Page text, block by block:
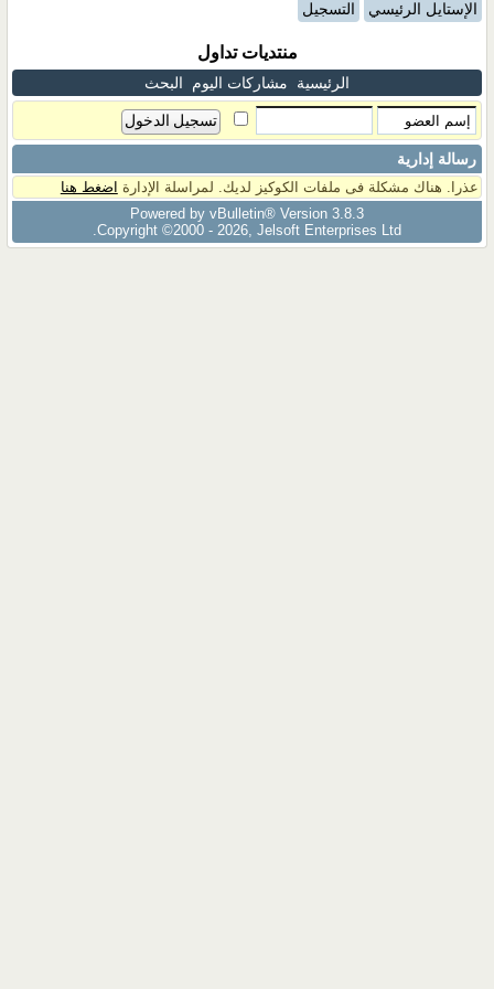
الإستايل الرئيسي التسجيل
منتديات تداول
الرئيسية مشاركات اليوم البحث
رسالة إدارية
عذرا. هناك مشكلة فى ملفات الكوكيز لديك. لمراسلة الإدارة اضغط هنا
Powered by vBulletin® Version 3.8.3
Copyright ©2000 - 2026, Jelsoft Enterprises Ltd.